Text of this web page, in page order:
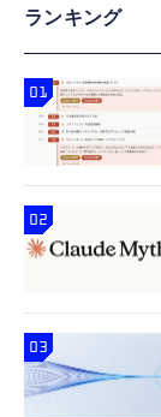
ランキング